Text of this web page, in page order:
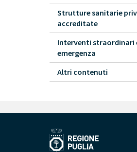
Strutture sanitarie
accreditate
Interventi straordinari
emergenza
Altri contenuti